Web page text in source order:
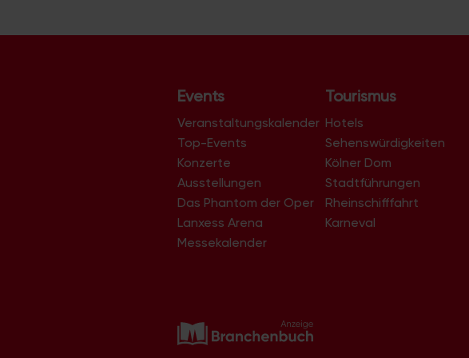
t
t
u
n
g
-
N
a
a
Events
Veranstaltungskalender
Top-Events
Konzerte
Ausstellungen
Das Phantom der Oper
Lanxess Arena
Messekalender
Tourismus
Hotels
Sehenswürdigkeiten
Kölner Dom
Stadtführungen
Rheinschifffahrt
Karneval